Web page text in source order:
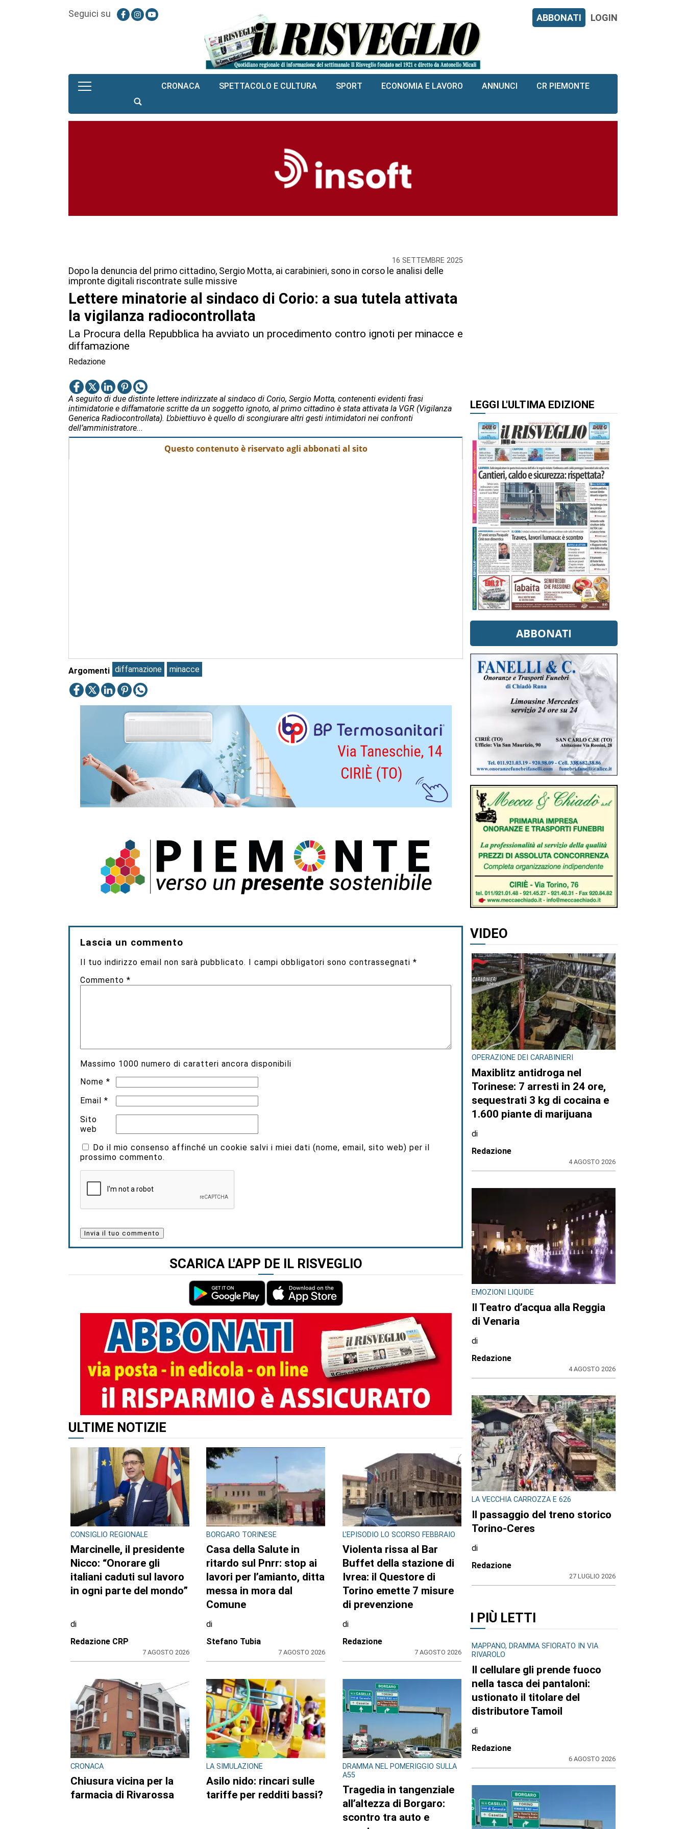
Seguici su ABBONATI LOGIN
CRONACA SPETTACOLO E CULTURA SPORT ECONOMIA E LAVORO ANNUNCI CR PIEMONTE
16 SETTEMBRE 2025
Dopo la denuncia del primo cittadino, Sergio Motta, ai carabinieri, sono in corso le analisi delle
impronte digitali riscontrate sulle missive
Lettere minatorie al sindaco di Corio: a sua tutela attivata
la vigilanza radiocontrollata
La Procura della Repubblica ha avviato un procedimento contro ignoti per minacce e
diffamazione
Redazione
A seguito di due distinte lettere indirizzate al sindaco di Corio, Sergio Motta, contenenti evidenti frasi
intimidatorie e diffamatorie scritte da un soggetto ignoto, al primo cittadino è stata attivata la VGR (Vigilanza
Generica Radiocontrollata). L’obiettiuvo è quello di scongiurare altri gesti intimidatori nei confronti
dell’amministratore...
Questo contenuto è riservato agli abbonati al sito
Argomenti diffamazione minacce
Lascia un commento
Il tuo indirizzo email non sarà pubblicato. I campi obbligatori sono contrassegnati*
Commento*
Massimo 1000 numero di caratteri ancora disponibili
Nome*
Email*
Sito
web
Do il mio consenso affinché un cookie salvi i miei dati (nome, email, sito web) per il
prossimo commento.
SCARICA L'APP DE IL RISVEGLIO
ALTRI ARTICOLI DI QUESTO AUTORE
CRONACA
Bimba a rischio e
degrado sulla
provinciale: la svolta.
portate in una località
di
Redazione
7 AGOSTO 2026
CONTRASTO ALLO SPACCIO DI
DROGA
Scaglia il monopattino
contro la volante e finge
di essere minorenne:
20enne con 30 dosi di
crack
di
Redazione
7 AGOSTO 2026
MAXI SEQUESTRO DI
STUPEFACENTE
Nelle camere da letto un
market della droga: 33
chili di hashish sotto il
letto e nel frigo.
Arrestato 24enne
di
Redazione
ULTIME NOTIZIE
LEGGI L'ULTIMA EDIZIONE
ABBONATI
VIDEO
OPERAZIONE DEI CARABINIERI
Maxiblitz antidroga nel
Torinese: 7 arresti in 24 ore,
sequestrati 3 kg di cocaina e
1.600 piante di marijuana
di
Redazione
4 AGOSTO 2026
EMOZIONI LIQUIDE
Il Teatro d’acqua alla Reggia
di Venaria
di
Redazione
4 AGOSTO 2026
LA VECCHIA CARROZZA E 626
Il passaggio del treno storico
Torino-Ceres
di
Redazione
27 LUGLIO 2026
I PIÙ LETTI
MAPPANO, DRAMMA SFIORATO IN VIA
RIVAROLO
Il cellulare gli prende fuoco
nella tasca dei pantaloni:
ustionato il titolare del
distributore Tamoil
di
Redazione
6 AGOSTO 2026